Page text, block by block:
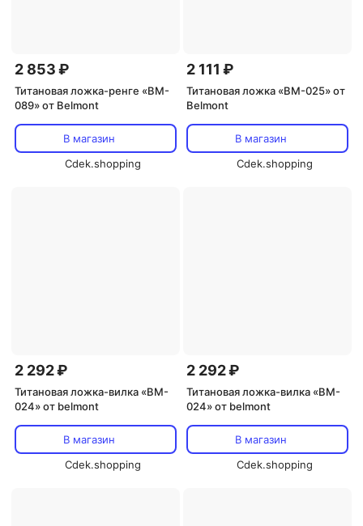
2 853 ₽
Титановая ложка-ренге «BM-
089» от Belmont
В магазин
Cdek.shopping
2 111 ₽
Титановая ложка «BM-025» от
Belmont
В магазин
Cdek.shopping
2 292 ₽
Титановая ложка-вилка «BM-
024» от belmont
В магазин
Cdek.shopping
2 292 ₽
Титановая ложка-вилка «BM-
024» от belmont
В магазин
Cdek.shopping